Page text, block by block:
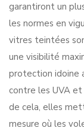
garantiront un
les normes en
vitres teintées
une visibilité
protection idoine
contre les UVA et
de cela, elles
mesure où les